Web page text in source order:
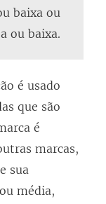
baixa ou
ou baixa.
é usado
que são
é
marcas,
sua
média,